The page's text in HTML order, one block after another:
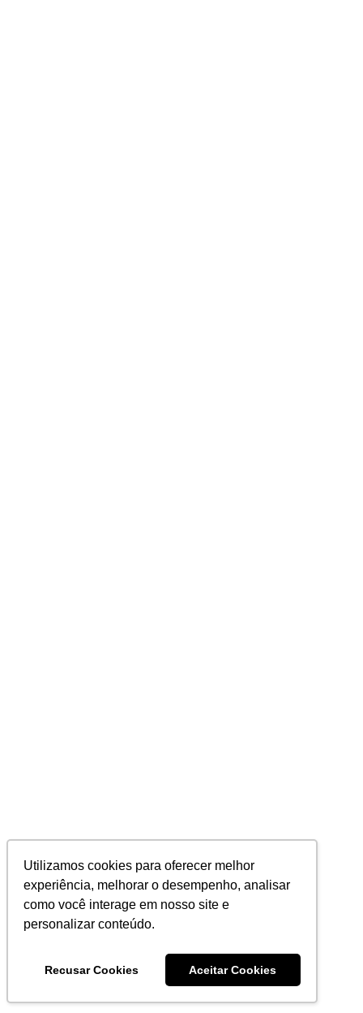
Utilizamos cookies para oferecer melhor
experiência, melhorar o desempenho, analisar
como você interage em nosso site e
personalizar conteúdo.
Recusar Cookies Aceitar Cookies